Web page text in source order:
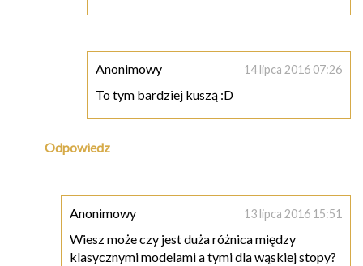
Anonimowy 14 lipca 2016 07:26
To tym bardziej kuszą :D
Odpowiedz
Anonimowy 13 lipca 2016 15:51
Wiesz może czy jest duża różnica między
klasycznymi modelami a tymi dla wąskiej stopy?